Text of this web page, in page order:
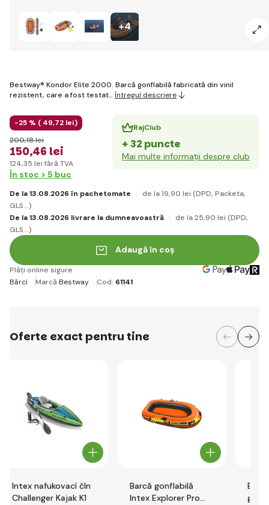
+4
Bestway® Kondor Elite 2000. Barcă gonflabilă fabricată din vinil
rezistent, care a fost testat… Întregul descriere
-25 % ( 49,72 lei)
150,46 lei
200,18 lei
124,35 lei fără TVA
RajClub
+ 32 puncte
Mai multe informații despre club
În stoc > 5 buc
De la 13.08.2026 în pachetomate de la 19,90 lei (DPD, Packeta,
GLS...)
De la 13.08.2026 livrare la dumneavoastră
de la 25,90 lei (DPD,
GLS...)
Adaugă în coș
Plăți online sigure
Bărci
Marcă Bestway Cod: 61141
Oferte exact pentru tine
Intex nafukovací čln
Challenger Kajak K1
Barcă gonflabilă
Intex Explorer Pro